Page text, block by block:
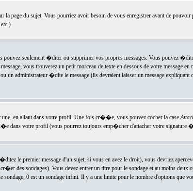
page du sujet. Vous pourriez avoir besoin de vous enregistrer avant de
)
seulement �diter ou supprimer vos propres messages. Vous pouvez
vous trouverez un petit morceau de texte en dessous de votre message
administrateur �dite le message (ils devraient laisser un message
en allant dans votre profil. Une fois cr��e, vous pouvez cocher la case
dans votre profil (vous pourrez toujours emp�cher d'attacher votre signature
le premier message d'un sujet, si vous en avez le droit), vous devriez
des sondages). Vous devez entrer un titre pour le sondage et au moins
0 est un sondage infini. Il y a une limite pour le nombre d'options que